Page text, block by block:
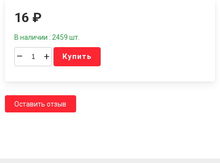
16₽
В наличии : 2459 шт.
– + Купить
Оставить отзыв